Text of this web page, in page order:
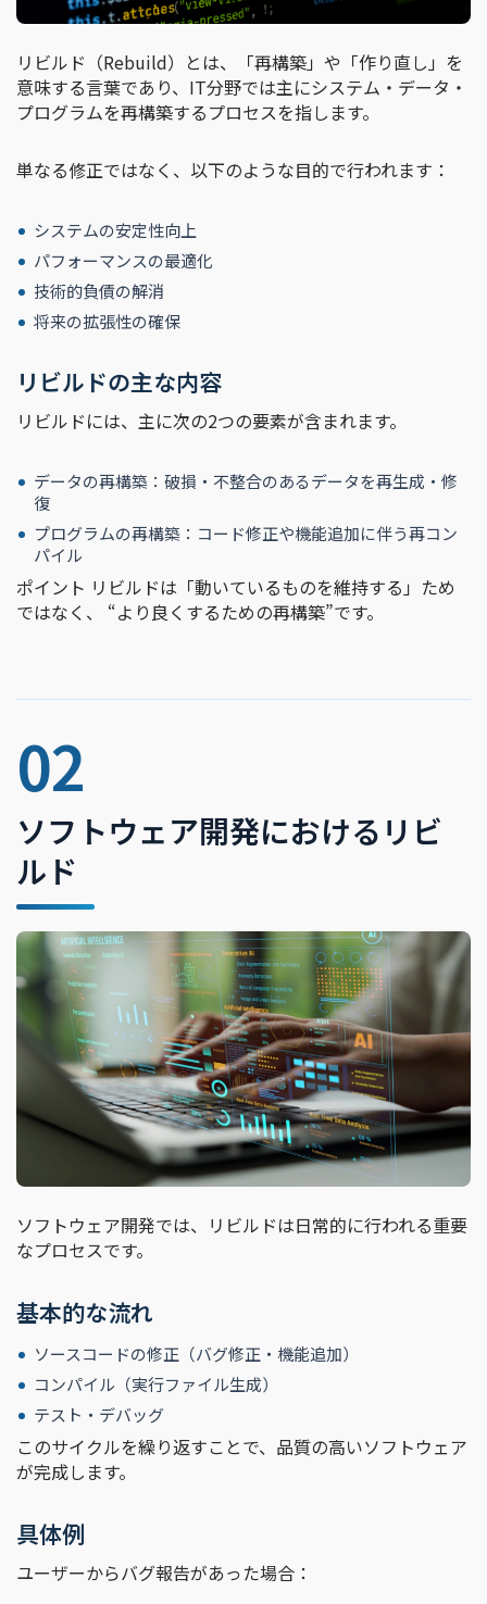
リビルド（Rebuild）とは、「再構築」や「作り直し」を
意味する言葉であり、IT分野では主にシステム・データ・
プログラムを再構築するプロセスを指します。
単なる修正ではなく、以下のような目的で行われます：
システムの安定性向上
パフォーマンスの最適化
技術的負債の解消
将来の拡張性の確保
リビルドの主な内容
リビルドには、主に次の2つの要素が含まれます。
データの再構築：破損・不整合のあるデータを再生成・修
復
プログラムの再構築：コード修正や機能追加に伴う再コン
パイル
ポイント リビルドは「動いているものを維持する」ため
ではなく、 “より良くするための再構築”です。
02
ソフトウェア開発におけるリビ
ルド
ソフトウェア開発では、リビルドは日常的に行われる重要
なプロセスです。
基本的な流れ
ソースコードの修正（バグ修正・機能追加）
コンパイル（実行ファイル生成）
テスト・デバッグ
このサイクルを繰り返すことで、品質の高いソフトウェア
が完成します。
具体例
ユーザーからバグ報告があった場合：